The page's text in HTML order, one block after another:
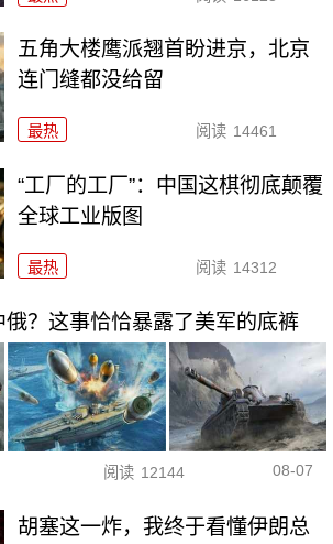
五角大楼鹰派翘首盼进京，北京
连门缝都没给留
最热 阅读 14461
“工厂的工厂”：中国这棋彻底颠覆
全球工业版图
最热 阅读 14312
俄？这事恰恰暴露了美军的底裤
阅读 12144 08-07
胡塞这一炸，我终于看懂伊朗总